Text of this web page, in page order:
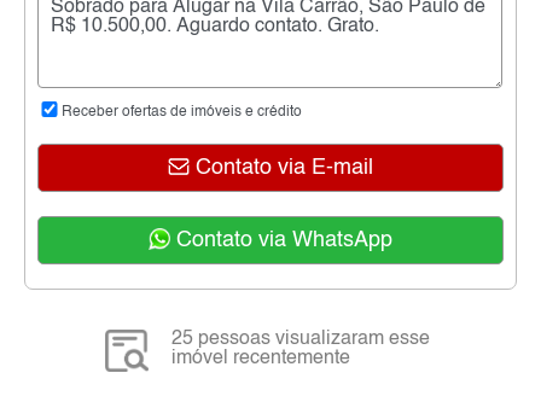
Receber ofertas de imóveis e crédito
Contato via E-mail
Contato via WhatsApp
25 pessoas visualizaram esse
imóvel recentemente